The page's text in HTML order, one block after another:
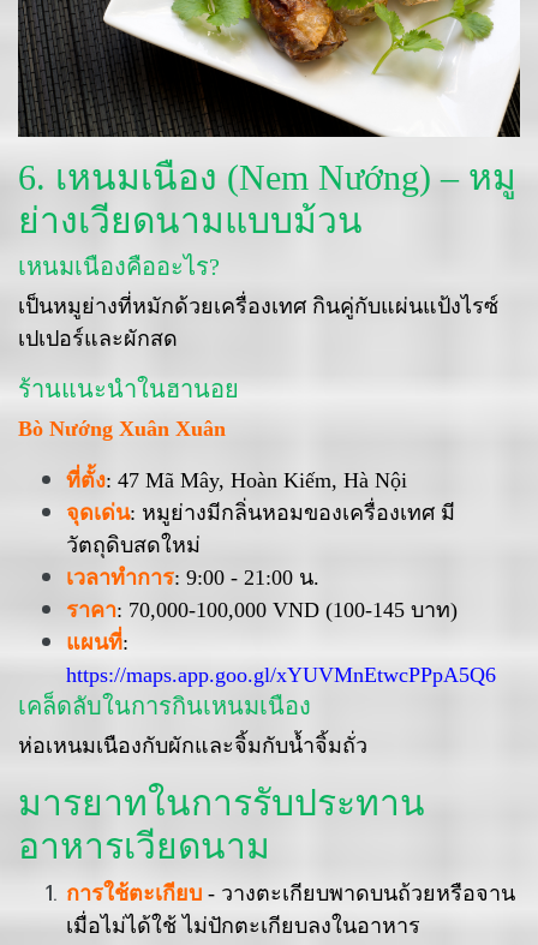
6. เหนมเนือง (Nem Nướng) – หมู
ย่างเวียดนามแบบม้วน
เหนมเนืองคืออะไร?
เป็นหมูย่างที่หมักด้วยเครื่องเทศ กินคู่กับแผ่นแป้งไรซ์
เปเปอร์และผักสด
ร้านแนะนำในฮานอย
Bò Nướng Xuân Xuân
ที่ตั้ง: 47 Mã Mây, Hoàn Kiếm, Hà Nội
จุดเด่น: หมูย่างมีกลิ่นหอมของเครื่องเทศ มี
วัตถุดิบสดใหม่
เวลาทำการ: 9:00 - 21:00 น.
ราคา: 70,000-100,000 VND (100-145 บาท)
แผนที่:
https://maps.app.goo.gl/xYUVMnEtwcPPpA5Q6
เคล็ดลับในการกินเหนมเนือง
ห่อเหนมเนืองกับผักและจิ้มกับน้ำจิ้มถั่ว
มารยาทในการรับประทาน
อาหารเวียดนาม
การใช้ตะเกียบ - วางตะเกียบพาดบนถ้วยหรือจาน
เมื่อไม่ได้ใช้ ไม่ปักตะเกียบลงในอาหาร